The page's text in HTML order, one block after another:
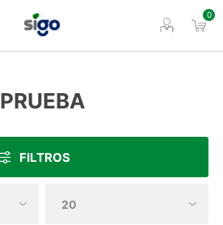
0
PRUEBA
FILTROS